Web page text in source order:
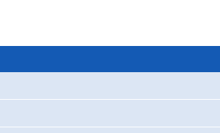
進路の３択
新学年スタート号特集ペ
新学年スタート号特集ページ（高2生用